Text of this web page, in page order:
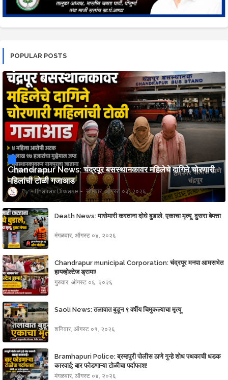
POPULAR POSTS
Chandrapur News: चंद्रपूर बसस्थानकावर महिलेचे दागिने चोरणारी
महिलांची टोळी गजाआड
Bhairav Diwase सोमवार, ऑगस्ट ०३, २०२६
Death News: मासेमारी करताना दोघे बुडाले, एकाचा मृत्यू, दुसरा बेपत्ता
मंगळवार, ऑगस्ट ०४, २०२६
Chandrapur municipal Corporation: चंद्रपूर मनपा आमसभेत
हायव्होल्टेज ड्रामा!
गुरुवार, ऑगस्ट ०६, २०२६
Saoli News: तलावात बुडून ९ वर्षीय चिमुकल्याचा मृत्यू
शनिवार, ऑगस्ट ०१, २०२६
Bramhapuri Police: ब्रम्हपुरी पोलीस ठाणे गुन्हे शोध पथकाची धडक
कारवाई; बार फोडणाऱ्या टोळीचा पर्दाफाश!
मंगळवार, ऑगस्ट ०४, २०२६